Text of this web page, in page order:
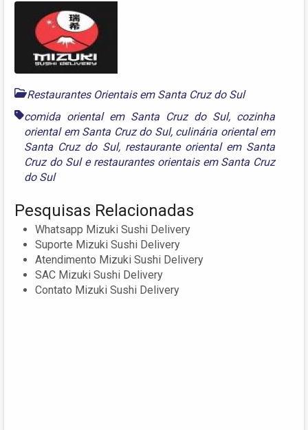
Restaurantes Orientais em Santa Cruz do Sul
comida oriental em Santa Cruz do Sul, cozinha
oriental em Santa Cruz do Sul, culinária oriental em
Santa Cruz do Sul, restaurante oriental em Santa
Cruz do Sule restaurantes orientais em Santa Cruz
do Sul
Pesquisas Relacionadas
Whatsapp Mizuki Sushi Delivery
Suporte Mizuki Sushi Delivery
Atendimento Mizuki Sushi Delivery
SAC Mizuki Sushi Delivery
Contato Mizuki Sushi Delivery